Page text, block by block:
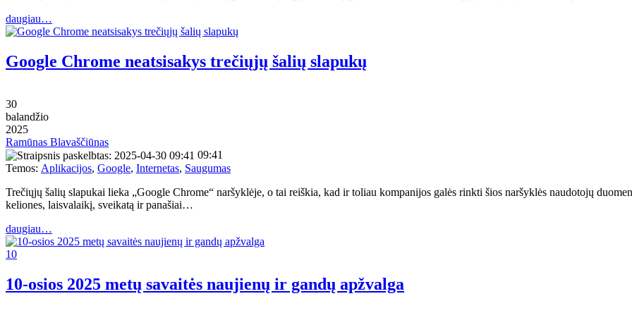
daugiau…
Google Chrome neatsisakys trečiųjų šalių slapukų
30
balandžio
2025
Ramūnas Blavaščiūnas
09:41
Temos: Aplikacijos, Google, Internetas, Saugumas
Trečiųjų šalių slapukai lieka „Google Chrome“ naršyklėje, o tai reiškia, kad ir toliau kompanijos galės rinkti šios naršyklės naudotojų
keliones, laisvalaikį, sveikatą ir panašiai…
daugiau…
10
10-osios 2025 metų savaitės naujienų ir gandų apžvalga